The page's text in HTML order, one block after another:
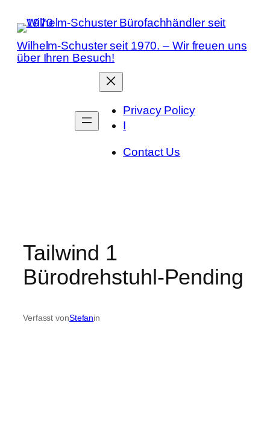
Inhalt
springen
Wilhelm-Schuster seit 1970. – Wir freuen uns
über Ihren Besuch!
Privacy Policy
I
Contact Us
Tailwind 1
Bürodrehstuhl-Pending
Verfasst vonStefanin